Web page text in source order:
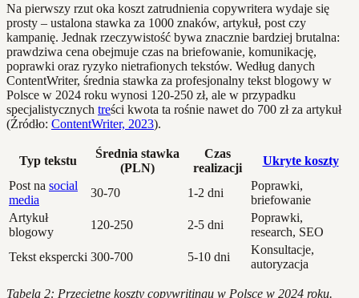
Na pierwszy rzut oka koszt zatrudnienia copywritera wydaje się
prosty – ustalona stawka za 1000 znaków, artykuł, post czy
kampanię. Jednak rzeczywistość bywa znacznie bardziej brutalna:
prawdziwa cena obejmuje czas na briefowanie, komunikację,
poprawki oraz ryzyko nietrafionych tekstów. Według danych
ContentWriter, średnia stawka za profesjonalny tekst blogowy w
Polsce w 2024 roku wynosi 120-250 zł, ale w przypadku
specjalistycznych treści kwota ta rośnie nawet do 700 zł za artykuł
(Źródło: ContentWriter, 2023).
Typ tekstu
Średnia stawka
(PLN)
Czas
realizacji
Ukryte koszty
Post na social
media
30-70 1-2 dni
Poprawki,
briefowanie
Artykuł
blogowy
120-250 2-5 dni
Poprawki,
research, SEO
Tekst ekspercki 300-700 5-10 dni
Konsultacje,
autoryzacja
Tabela 2: Przeciętne koszty copywritingu w Polsce w 2024 roku.